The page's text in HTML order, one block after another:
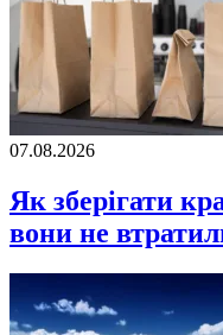
07.08.2026
Як зберігати
вони не